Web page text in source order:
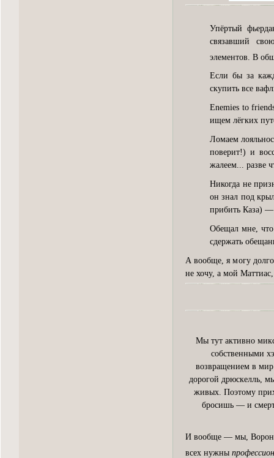
Упёртый
связавший
элементов. В
Если бы за
скупить все
Enemies to
ищем лёгких
Ломаем
поверит!) и
жалеем... разве
Никогда не
он знал под
прибить Каза)
Обещал мне,
сдержать
А вообще, я могу
не хочу, а мой
Мы тут активно
собственными
возвращением в
дорогой дрюскелль,
живых. Поэтому
бросишь — и
И вообще — мы,
всех нужны